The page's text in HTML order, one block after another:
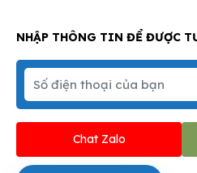
NHẬP THÔNG TIN ĐỂ ĐƯỢC
Chat Zalo